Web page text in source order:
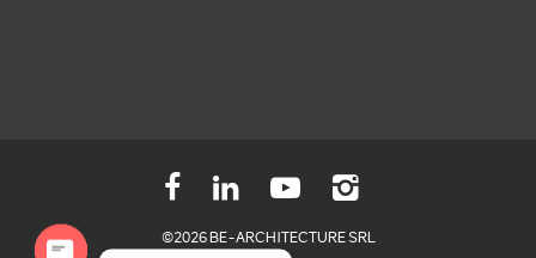
©2026 BE-ARCHITECTURE SRL